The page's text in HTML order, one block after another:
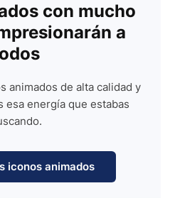
con mucho
a
animados de alta calidad y
esa energía que estabas
iconos animados